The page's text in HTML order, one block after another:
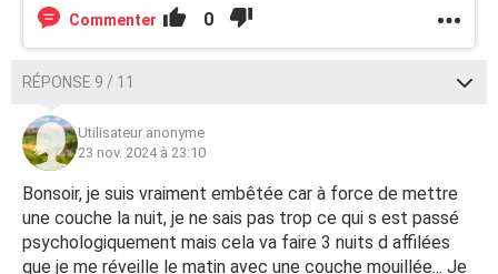
Commenter 0
RÉPONSE 9 / 11
Utilisateur anonyme
23 nov. 2024 à 23:10
Bonsoir, je suis vraiment embêtée car à force de mettre
une couche la nuit, je ne sais pas trop ce qui s est passé
psychologiquement mais cela va faire 3 nuits d affilées
que je me réveille le matin avec une couche mouillée... Je